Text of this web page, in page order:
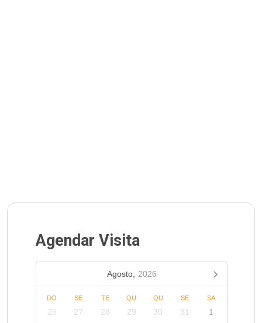
Agendar Visita
Agosto, 2026
DO SE TE QU QU SE SA
26 27 28 29 30 31
1